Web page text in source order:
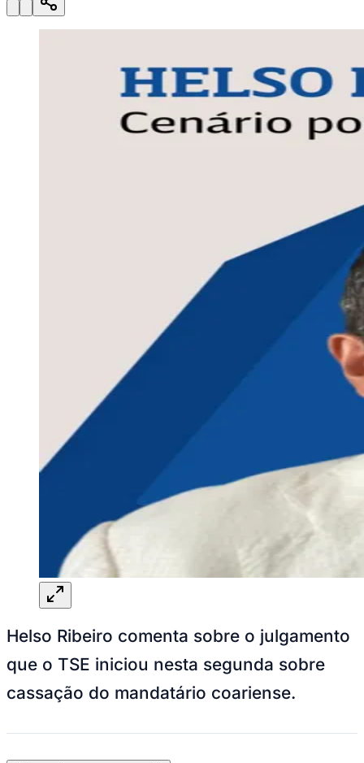
Helso Ribeiro comenta sobre o julgamento
que o TSE iniciou nesta segunda sobre
cassação do mandatário coariense.